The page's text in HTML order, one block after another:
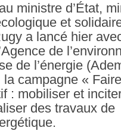
ministre d’État,
et
a lancé hier
de
de l’énergie
la campagne «
: mobiliser et
des travaux de